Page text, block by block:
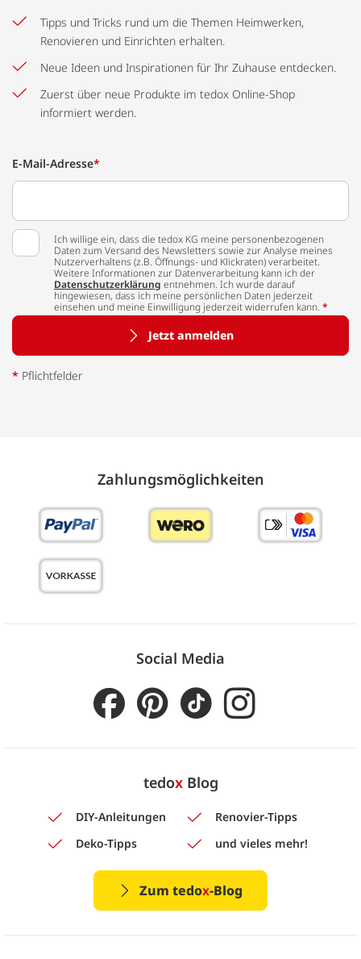
Tipps und Tricks rund um die Themen Heimwerken,
Renovieren und Einrichten erhalten.
Neue Ideen und Inspirationen für Ihr Zuhause entdecken.
Zuerst über neue Produkte im tedox Online-Shop
informiert werden.
E-Mail-Adresse*
Ich willige ein, dass die tedox KG meine personenbezogenen
Daten zum Versand des Newsletters sowie zur Analyse meines
Nutzerverhaltens (z.B. Öffnungs- und Klickraten) verarbeitet.
Weitere Informationen zur Datenverarbeitung kann ich der
Datenschutzerklärung entnehmen. Ich wurde darauf
hingewiesen, dass ich meine persönlichen Daten jederzeit
einsehen und meine Einwilligung jederzeit widerrufen kann. *
Jetzt anmelden
* Pflichtfelder
Zahlungs­möglich­keiten
Social Media
tedoxBlog
DIY-Anleitungen
Renovier-Tipps
Deko-Tipps
und vieles mehr!
Zum tedox-Blog